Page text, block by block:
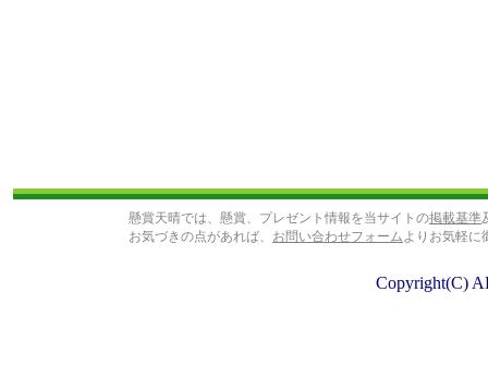
懸賞天晴では、懸賞、プレゼント情報を当サイトの掲載基準
お気づきの点があれば、 お問い合わせフォームよりお気軽に
Copyright(C)